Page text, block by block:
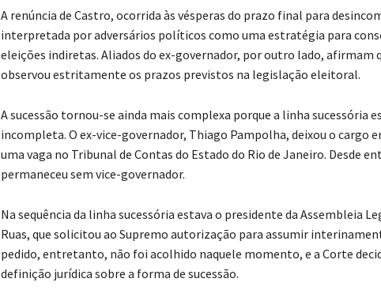
A renúncia de Castro, ocorrida às vésperas do prazo final para
interpretada por adversários políticos como uma estratégia para
eleições indiretas. Aliados do ex-governador, por outro lado, afirmam
observou estritamente os prazos previstos na legislação eleitoral.
A sucessão tornou-se ainda mais complexa porque a linha sucessória
incompleta. O ex-vice-governador, Thiago Pampolha, deixou o cargo
uma vaga no Tribunal de Contas do Estado do Rio de Janeiro. Desde
permaneceu sem vice-governador.
Na sequência da linha sucessória estava o presidente da Assembleia
Ruas, que solicitou ao Supremo autorização para assumir
pedido, entretanto, não foi acolhido naquele momento, e a Corte
definição jurídica sobre a forma de sucessão.